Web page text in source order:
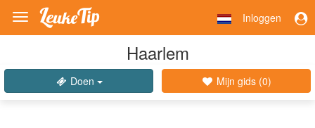
Toggle
navigation
Inloggen
Haarlem
Doen Mijn gids (0)